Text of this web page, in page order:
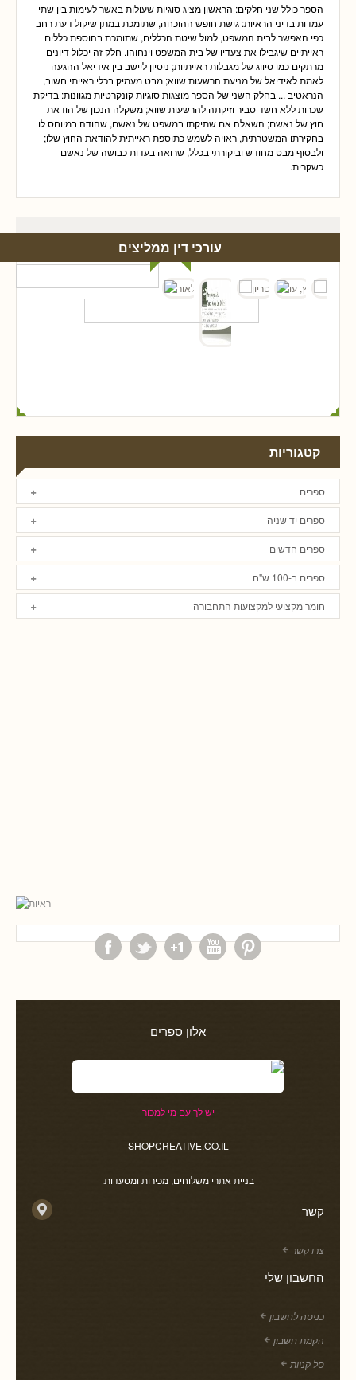
הספר כולל שני חלקים: הראשון מציג סוגיות שעולות באשר לעימות בין שתי
עמדות בדיני הראיות: גישת חופש ההוכחה, שתומכת במתן שיקול דעת רחב
כפי האפשר לבית המשפט, למול שיטת הכללים, שתומכת בהוספת כללים
ראייתיים שיגבילו את צעדיו של בית המשפט וינחוהו. חלק זה יכלול דיונים
מרתקים כמו סיווג של מגבלות ראייתיות; ניסיון ליישב בין אידיאל ההגעה
לאמת לאידיאל של מניעת הרשעות שווא; מבט מעמיק בכלי ראייתי חשוב,
הנראטיב ... בחלק השני של הספר מוצגות סוגיות קונקרטיות מגוונות: בדיקת
שכרות ללא חשד סביר וזיקתה להרשעות שווא; משקלה הנכון של הודאת
חוץ של נאשם; השאלה אם שתיקתו במשפט של נאשם, שהודה במיוחס לו
בחקירתו המשטרתית, ראויה לשמש כתוספת ראייתית להודאת החוץ שלו;
ולבסוף מבט מחודש וביקורתי בכלל, שרואה בעדות כבושה של נאשם
כשקרית.
עורכי דין ממליצים
קטגוריות
ספרים
ספרים יד שניה
ספרים חדשים
ספרים ב-100 ש"ח
חומר מקצועי למקצועות התחבורה
אלון ספרים
יש לך עם מי למכור
SHOPCREATIVE.CO.IL
בניית אתרי משלוחים, מכירות ומסעדות.
קשר
צרו קשר
החשבון שלי
כניסה לחשבון
הקמת חשבון
סל קניות